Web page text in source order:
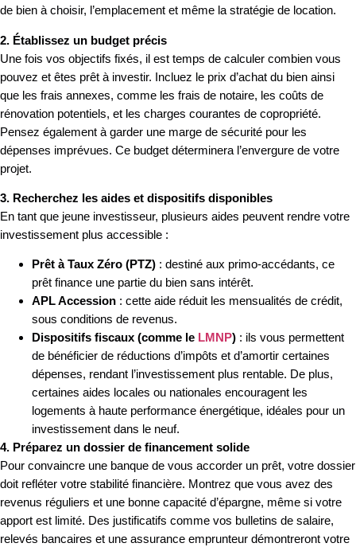
de bien à choisir, l’emplacement et même la stratégie de location.
2. Établissez un budget précis
Une fois vos objectifs fixés, il est temps de calculer combien vous
pouvez et êtes prêt à investir. Incluez le prix d’achat du bien ainsi
que les frais annexes, comme les frais de notaire, les coûts de
rénovation potentiels, et les charges courantes de copropriété.
Pensez également à garder une marge de sécurité pour les
dépenses imprévues. Ce budget déterminera l’envergure de votre
projet.
3. Recherchez les aides et dispositifs disponibles
En tant que jeune investisseur, plusieurs aides peuvent rendre votre
investissement plus accessible :
Prêt à Taux Zéro (PTZ) : destiné aux primo-accédants, ce
prêt finance une partie du bien sans intérêt.
APL Accession : cette aide réduit les mensualités de crédit,
sous conditions de revenus.
Dispositifs fiscaux (comme le LMNP) : ils vous permettent
de bénéficier de réductions d’impôts et d’amortir certaines
dépenses, rendant l’investissement plus rentable. De plus,
certaines aides locales ou nationales encouragent les
logements à haute performance énergétique, idéales pour un
investissement dans le neuf.
4. Préparez un dossier de financement solide
Pour convaincre une banque de vous accorder un prêt, votre dossier
doit refléter votre stabilité financière. Montrez que vous avez des
revenus réguliers et une bonne capacité d’épargne, même si votre
apport est limité. Des justificatifs comme vos bulletins de salaire,
relevés bancaires et une assurance emprunteur démontreront votre